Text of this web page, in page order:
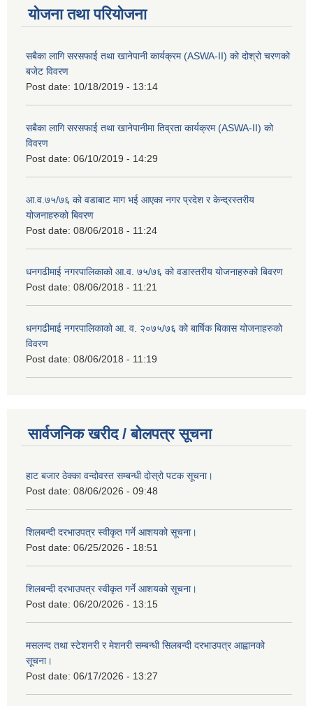
योजना तथा परियोजना
सबैका लागि सरसफाई तथा खानेपानी कार्यक्रम (ASWA-II) को दोश्रो चरणको
बजेट विवरण
Post date: 10/18/2019 - 13:14
सबैका लागि सरसफाई तथा खानेपानीमा तिव्रता कार्यक्रम (ASWA-II) को
विवरण
Post date: 06/10/2019 - 14:29
आ.व.७५/७६ को वडाबाट माग भई आएका नगर प्रदेश र केन्द्रस्तरीय
योजनाहरुको बिवरण
Post date: 08/06/2018 - 11:24
धनगढीमाई नगरपालिकाको आ.व. ७५/७६ को वडास्तरीय योजनाहरुको बिवरण
Post date: 08/06/2018 - 11:21
धनगढीमाई नगरपालिकाको आ. व. २०७५/७६ को बार्षिक बिकास योजनाहरुको
विवरण
Post date: 08/06/2018 - 11:19
सार्वजनिक खरीद / बोलपत्र सूचना
हाट बजार ठेक्का वन्दोवस्त सम्बन्धी दोस्रो पटक सूचना।
Post date: 08/06/2026 - 09:48
शिलबन्दी दरभाउपत्र स्वीकृत गर्ने आशयको सूचना।
Post date: 06/25/2026 - 18:51
शिलबन्दी दरभाउपत्र स्वीकृत गर्ने आशयको सूचना।
Post date: 06/20/2026 - 13:15
मसलन्द तथा स्टेशनरी र मेशनरी सम्बन्धी सिलबन्दी दरभाउपत्र आह्वानको
सूचना।
Post date: 06/17/2026 - 13:27